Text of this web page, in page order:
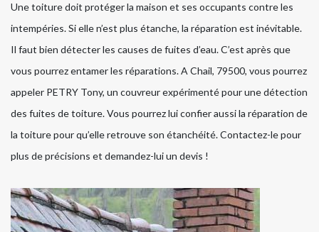
Une toiture doit protéger la maison et ses occupants contre les
intempéries. Si elle n’est plus étanche, la réparation est inévitable.
Il faut bien détecter les causes de fuites d’eau. C’est après que
vous pourrez entamer les réparations. A Chail, 79500, vous pourrez
appeler PETRY Tony, un couvreur expérimenté pour une détection
des fuites de toiture. Vous pourrez lui confier aussi la réparation de
la toiture pour qu’elle retrouve son étanchéité. Contactez-le pour
plus de précisions et demandez-lui un devis !